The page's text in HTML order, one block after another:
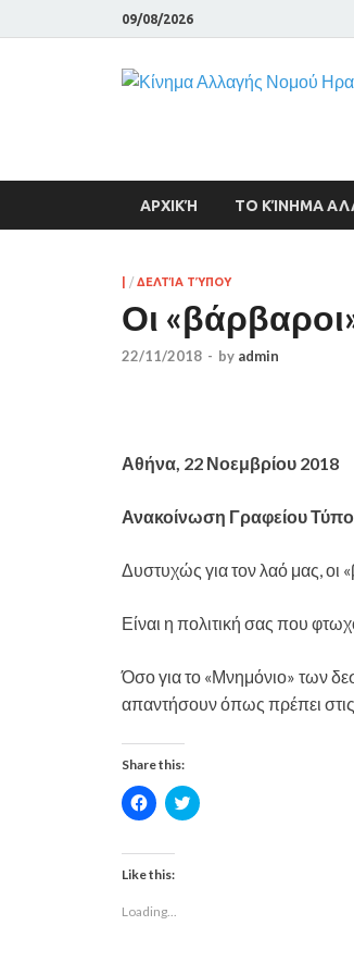
09/08/2026
ΑΡΧΙΚΉ ΤΟ ΚΊΝΗΜΑ
/ ΔΕΛΤΊΑ ΤΎΠΟΥ
Οι
22/11/2018 - by admin
Αθήνα, 22 Νοεμβρίου 2018
Ανακοίνωση Γραφείου
Δυστυχώς για τον λαό μας, οι
Είναι η πολιτική σας που
Όσο για το «Μνημόνιο» των
απαντήσουν όπως πρέπει
Share this:
C
l
k
t
o
h
C
l
Like this:
Loading...